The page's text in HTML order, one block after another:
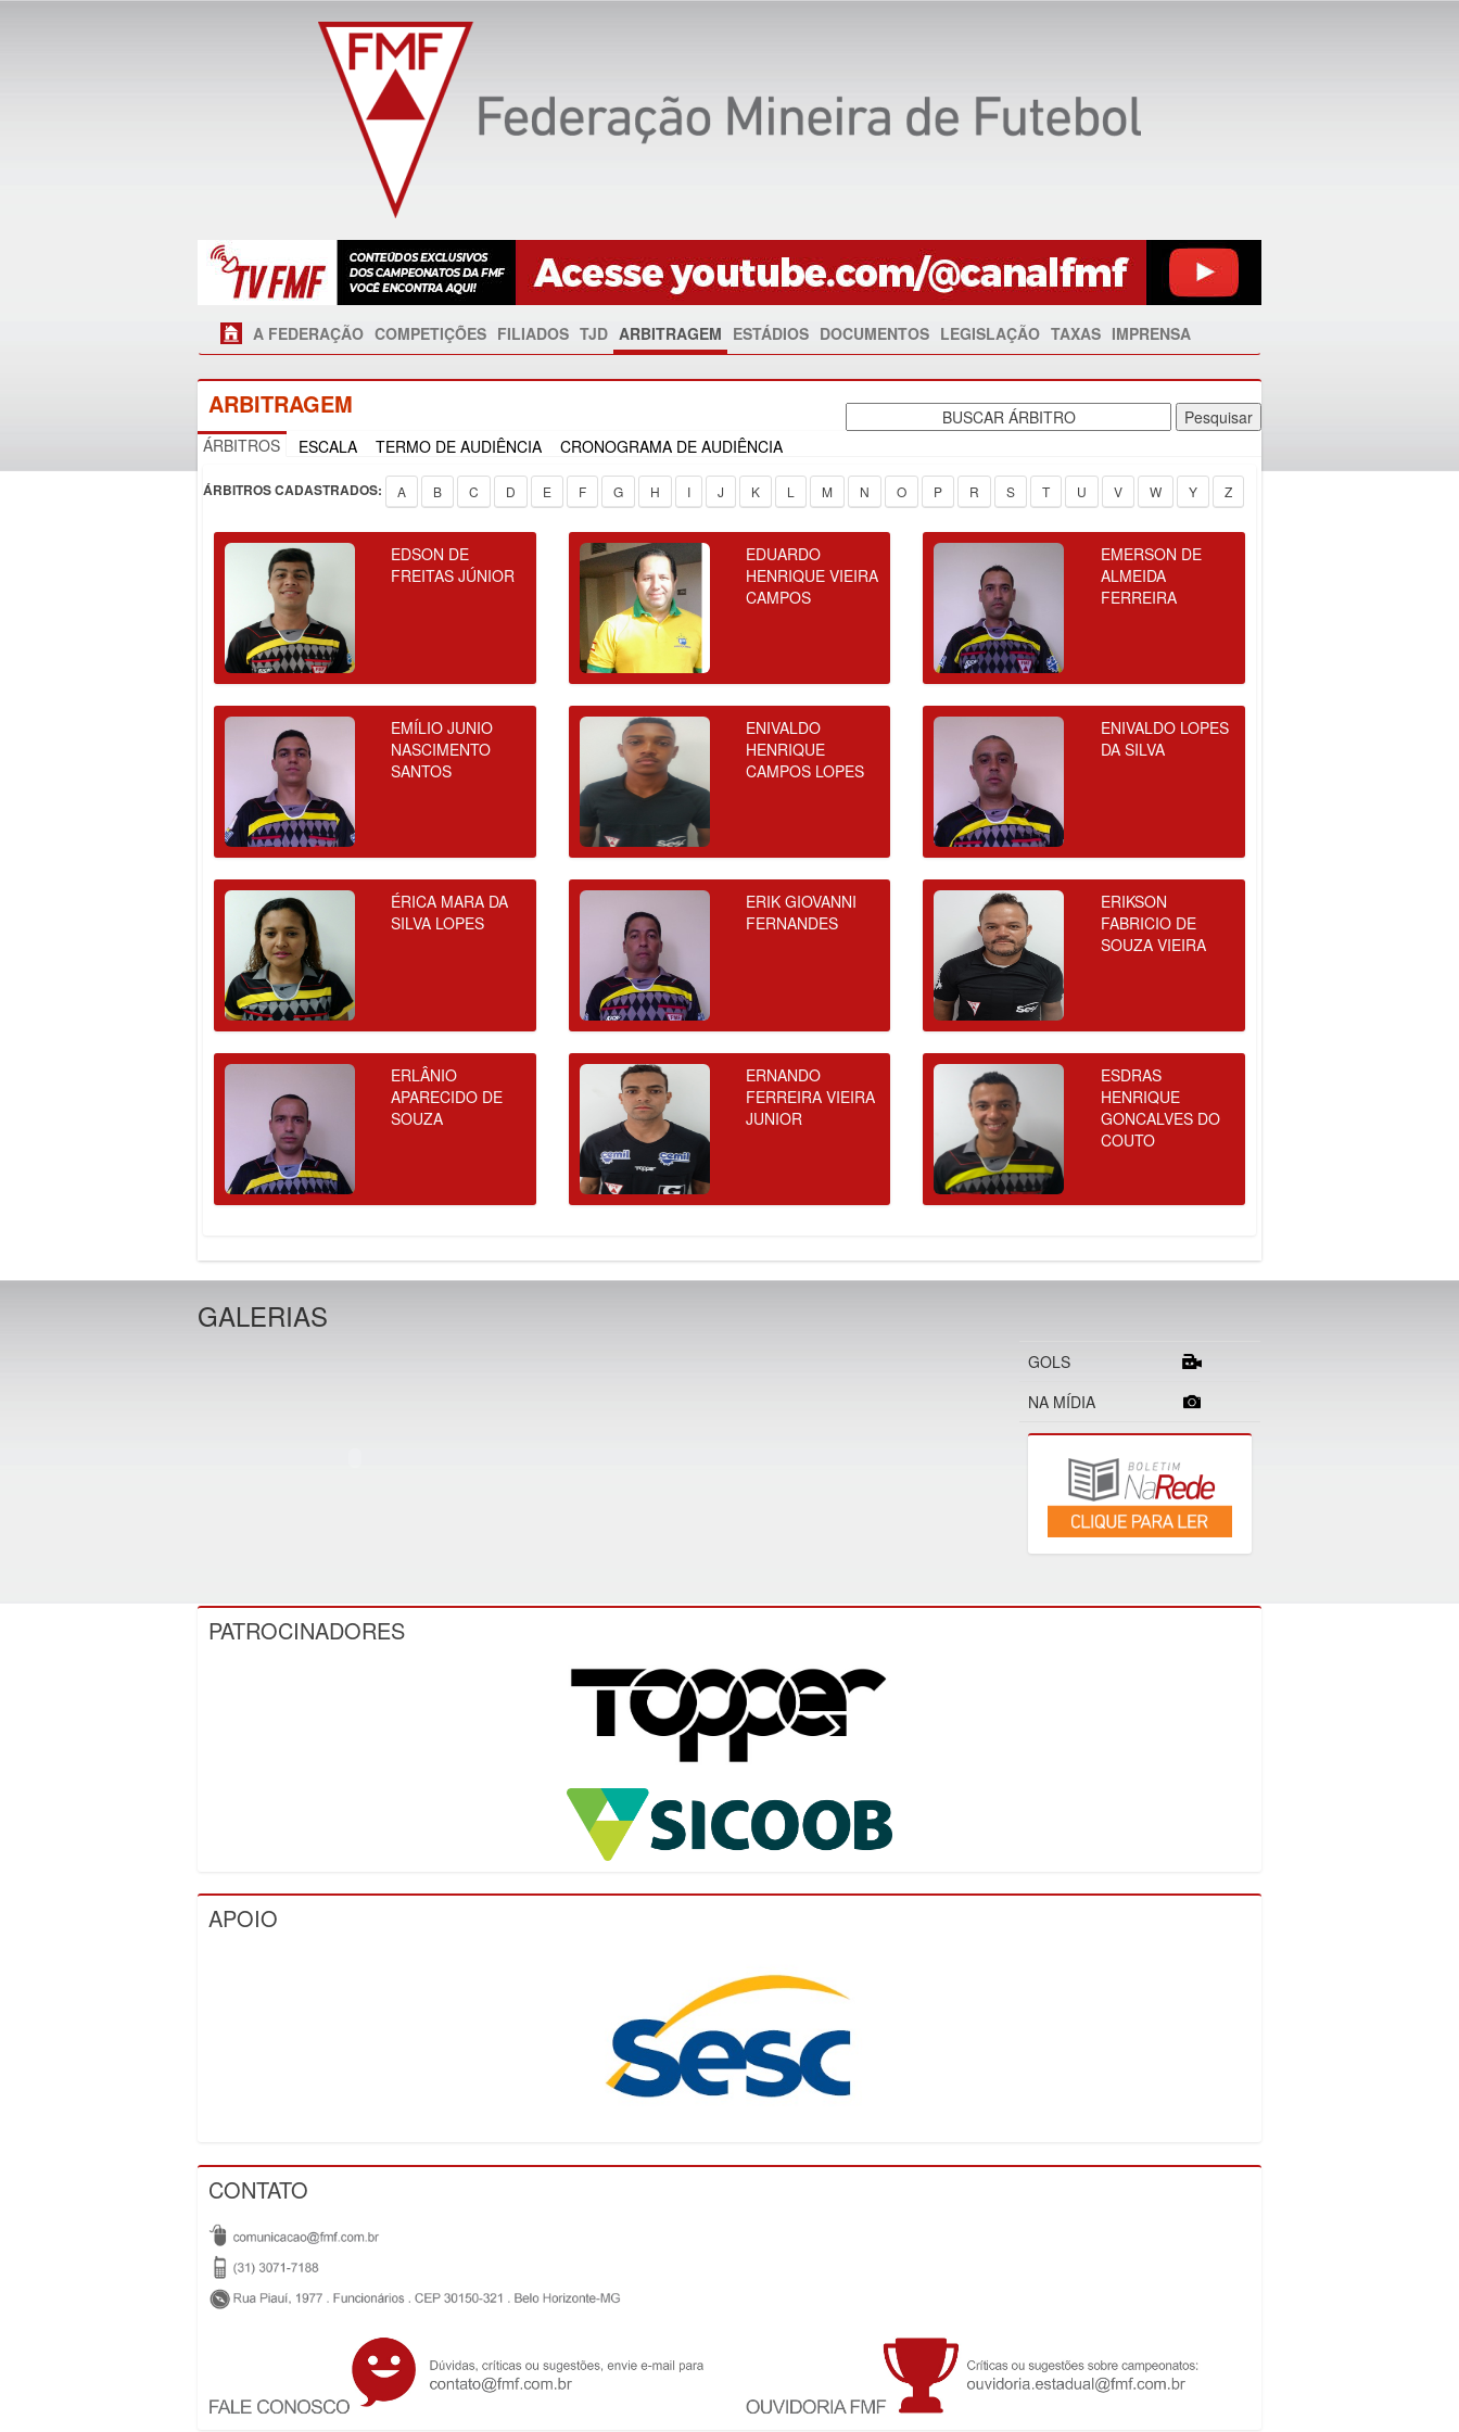
A FEDERAÇÃO COMPETIÇÕES FILIADOS TJD ARBITRAGEM ESTÁDIOS DOCUMENTOS LEGISLAÇÃO TAXAS IMPRENSA
ARBITRAGEM
ÁRBITROS ESCALA TERMO DE AUDIÊNCIA CRONOGRAMA DE AUDIÊNCIA
ÁRBITROS CADASTRADOS: A B C D E F G H I J K L M N O P R S T U V W Y Z
EDSON DE
FREITAS JÚNIOR
EDUARDO
HENRIQUE VIEIRA
CAMPOS
EMERSON DE
ALMEIDA
FERREIRA
EMÍLIO JUNIO
NASCIMENTO
SANTOS
ENIVALDO
HENRIQUE
CAMPOS LOPES
ENIVALDO LOPES
DA SILVA
ÉRICA MARA DA
SILVA LOPES
ERIK GIOVANNI
FERNANDES
ERIKSON
FABRICIO DE
SOUZA VIEIRA
ERLÂNIO
APARECIDO DE
SOUZA
ERNANDO
FERREIRA VIEIRA
JUNIOR
ESDRAS
HENRIQUE
GONCALVES DO
COUTO
GALERIAS
GOLS
NA MÍDIA
PATROCINADORES
APOIO
CONTATO